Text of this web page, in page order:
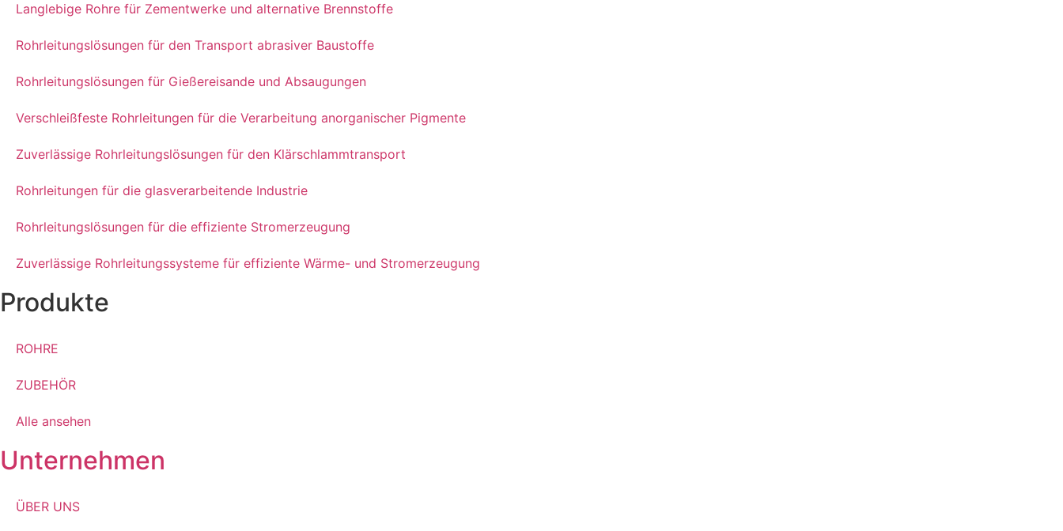
Langlebige Rohre für Zementwerke und alternative Brennstoffe
Rohrleitungslösungen für den Transport abrasiver Baustoffe
Rohrleitungslösungen für Gießereisande und Absaugungen
Verschleißfeste Rohrleitungen für die Verarbeitung anorganischer Pigmente
Zuverlässige Rohrleitungslösungen für den Klärschlammtransport
Rohrleitungen für die glasverarbeitende Industrie
Rohrleitungslösungen für die effiziente Stromerzeugung
Zuverlässige Rohrleitungssysteme für effiziente Wärme- und Stromerzeugung
Produkte
ROHRE
ZUBEHÖR
Alle ansehen
Unternehmen
ÜBER UNS